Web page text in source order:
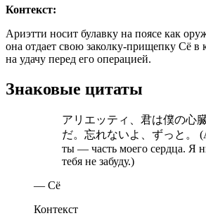
Контекст:
Ариэтти носит булавку на поясе как
она отдает свою заколку-прищепку Сё в
на удачу перед его операцией.
Знаковые цитаты
アリエッティ、君は僕の心
だ。忘れないよ、ずっと。
ты — часть моего сердца. Я
тебя не забуду.)
— Сё
Контекст